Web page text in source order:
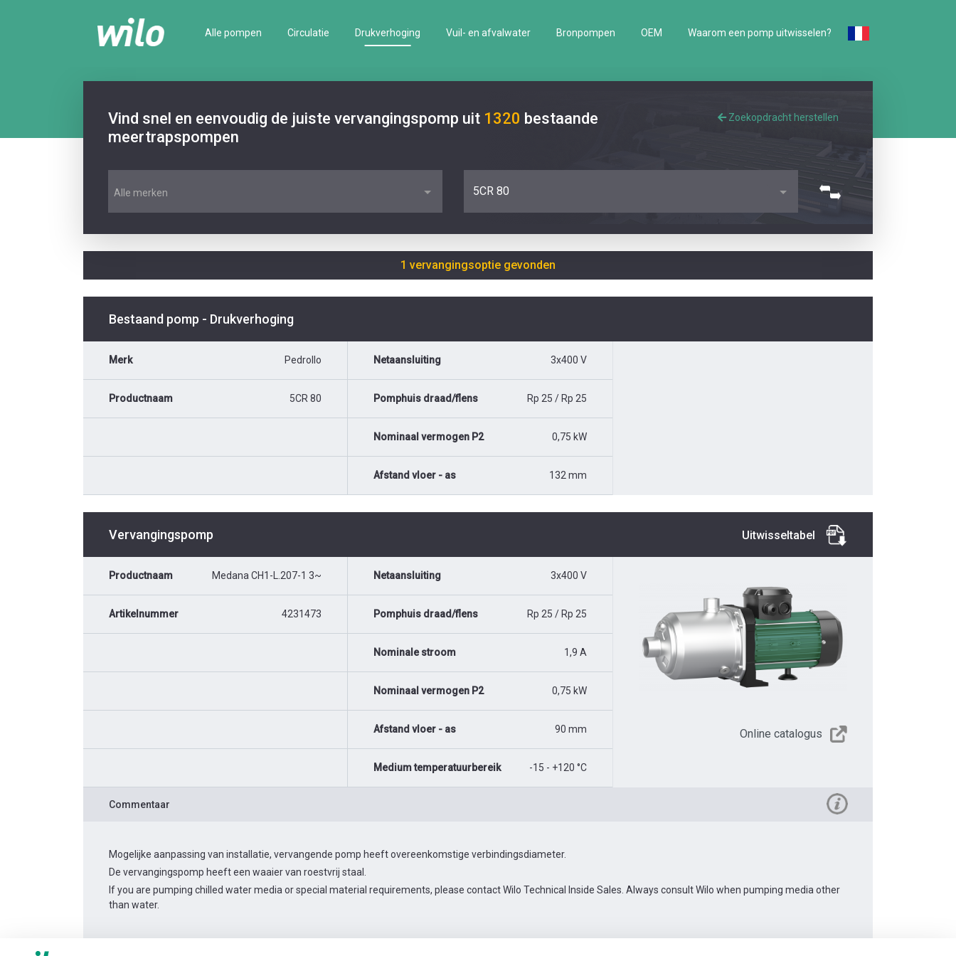
Alle pompen Circulatie Drukverhoging Vuil- en afvalwater Bronpompen OEM Waarom een pomp uitwisselen?
Vind snel en eenvoudig de juiste vervangingspomp uit 1320 bestaande
meertrapspompen
Zoekopdracht herstellen
Alle merken 5CR 80
1 vervangingsoptie gevonden
Bestaand pomp - Drukverhoging
Merk Pedrollo
Productnaam 5CR 80
Netaansluiting 3x400 V
Pomphuis draad/flens Rp 25 / Rp 25
Nominaal vermogen P2 0,75 kW
Afstand vloer - as 132 mm
Vervangingspomp Uitwisseltabel
Productnaam Medana CH1-L.207-1 3~
Artikelnummer 4231473
Netaansluiting 3x400 V
Pomphuis draad/flens Rp 25 / Rp 25
Nominale stroom 1,9 A
Nominaal vermogen P2 0,75 kW
Afstand vloer - as 90 mm
Medium temperatuurbereik -15 - +120 °C
Online catalogus
Commentaar
Mogelijke aanpassing van installatie, vervangende pomp heeft overeenkomstige verbindingsdiameter.
De vervangingspomp heeft een waaier van roestvrij staal.
If you are pumping chilled water media or special material requirements, please contact Wilo Technical Inside Sales. Always consult Wilo when pumping media other
than water.